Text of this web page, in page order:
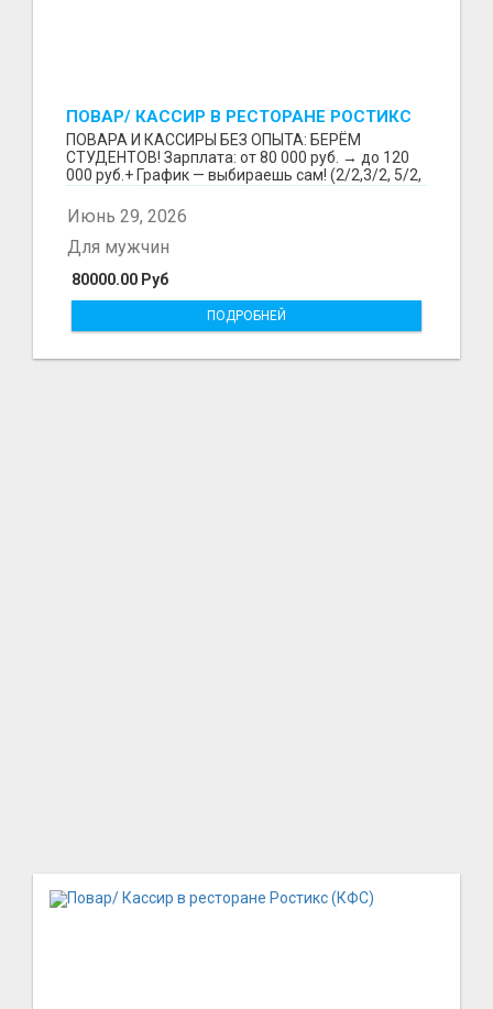
ПОВАР/ КАССИР В РЕСТОРАНЕ РОСТИКС
(КФС)
ПОВАРА И КАССИРЫ БЕЗ ОПЫТА: БЕРЁМ
СТУДЕНТОВ! Зарплата: от 80 000 руб. → до 120
000 руб.+ График — выбираешь сам! (2/2,3/2, 5/2,
Июнь 29, 2026
80000.00 Руб
Для мужчин
ПОДРОБНЕЙ